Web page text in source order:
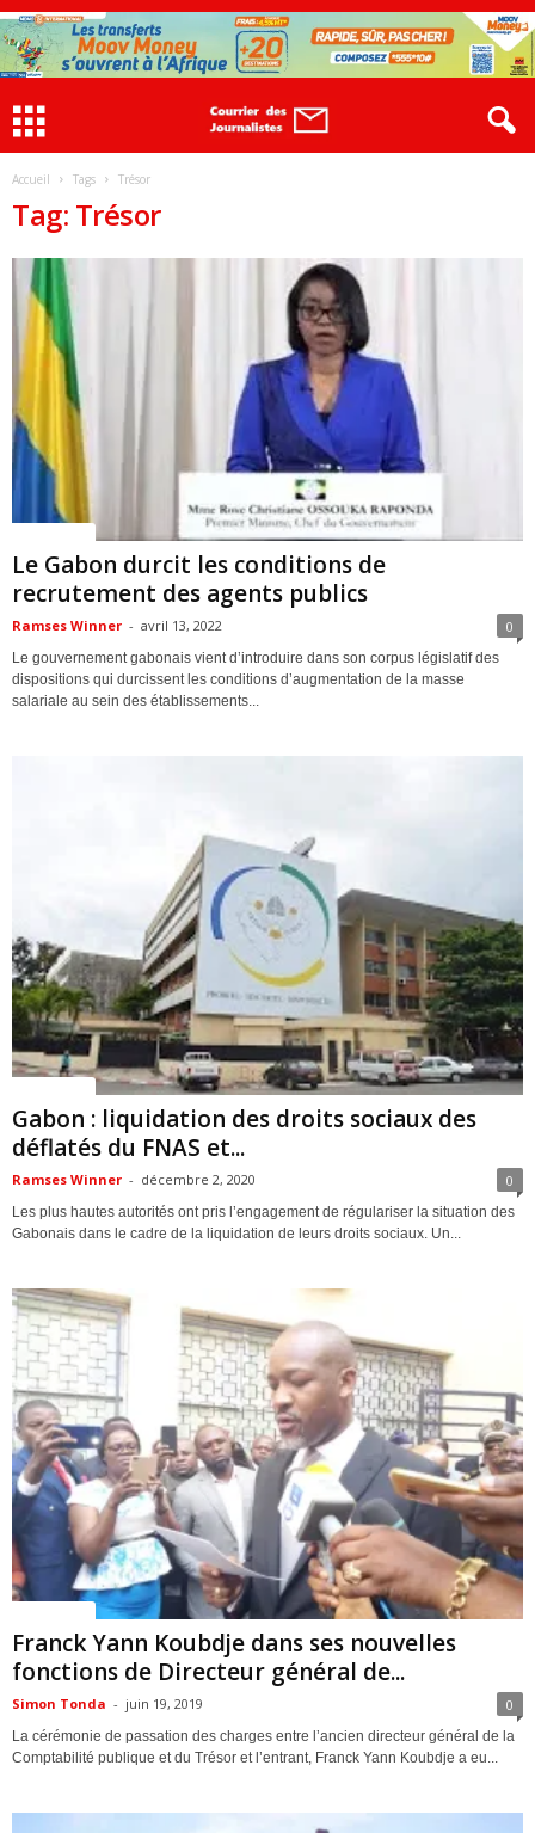
Accueil Tags Trésor
Tag: Trésor
Le Gabon durcit les conditions de
recrutement des agents publics
Ramses Winner - avril 13, 2022 0
Le gouvernement gabonais vient d’introduire dans son corpus législatif des
dispositions qui durcissent les conditions d’augmentation de la masse
salariale au sein des établissements...
Gabon : liquidation des droits sociaux des
déflatés du FNAS et...
Ramses Winner - décembre 2, 2020 0
Les plus hautes autorités ont pris l’engagement de régulariser la situation des
Gabonais dans le cadre de la liquidation de leurs droits sociaux. Un...
Franck Yann Koubdje dans ses nouvelles
fonctions de Directeur général de...
Simon Tonda - juin 19, 2019 0
La cérémonie de passation des charges entre l’ancien directeur général de la
Comptabilité publique et du Trésor et l’entrant, Franck Yann Koubdje a eu...